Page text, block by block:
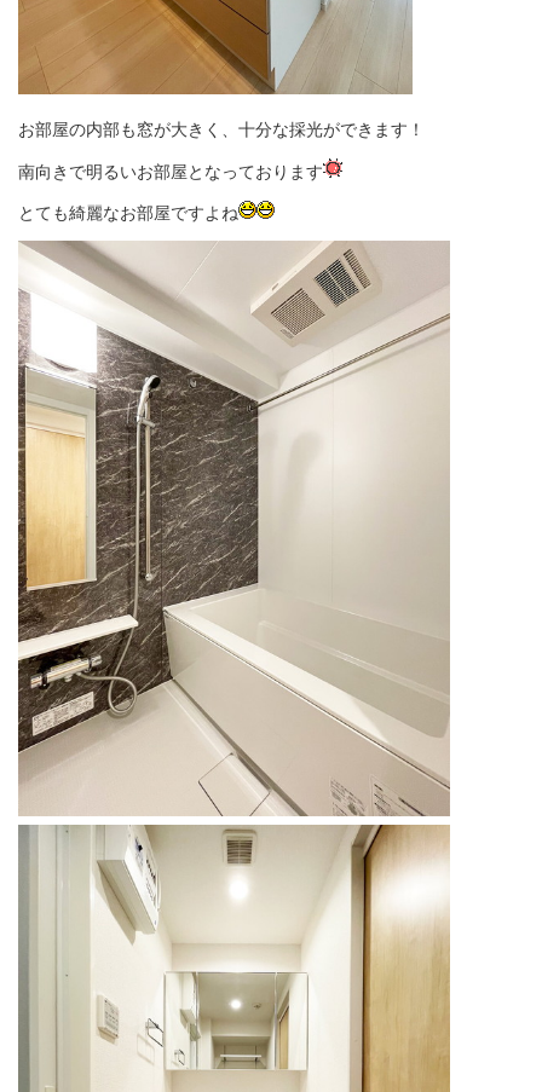
お部屋の内部も窓が大きく、十分な採光ができます！
南向きで明るいお部屋となっております
とても綺麗なお部屋ですよね